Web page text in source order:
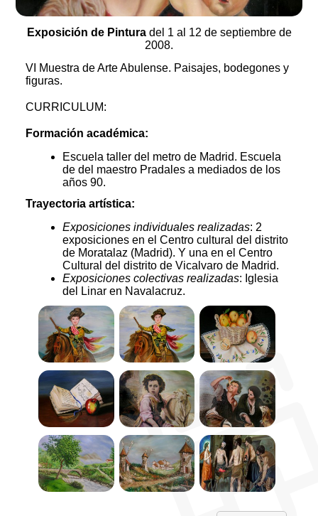
Exposición de Pinturadel 1 al 12 de septiembre de
2008.
VI Muestra de Arte Abulense. Paisajes, bodegones y
figuras.
CURRICULUM:
Formación académica:
Escuela taller del metro de Madrid. Escuela
de del maestro Pradales a mediados de los
años 90.
Trayectoria artística:
Exposiciones individuales realizadas: 2
exposiciones en el Centro cultural del distrito
de Moratalaz (Madrid). Y una en el Centro
Cultural del distrito de Vicalvaro de Madrid.
Exposiciones colectivas realizadas: Iglesia
del Linar en Navalacruz.